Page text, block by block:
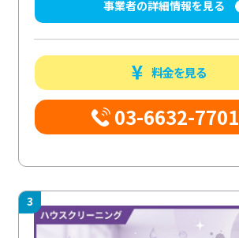
事業者の詳細情報を見る
料金を見る
03-6632-7701
3